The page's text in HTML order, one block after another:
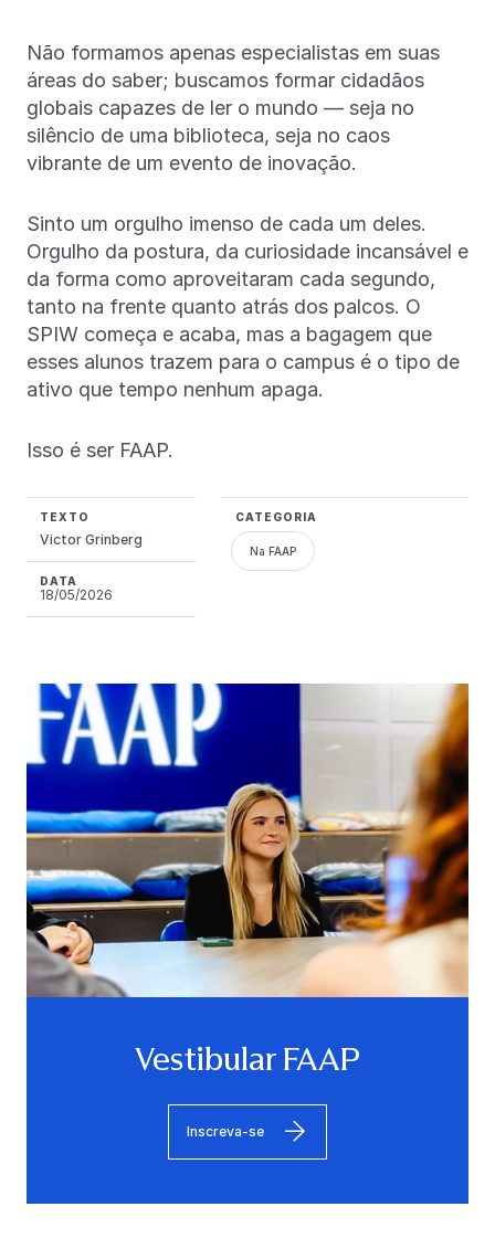
Não formamos apenas especialistas em suas
áreas do saber; buscamos formar cidadãos
globais capazes de ler o mundo — seja no
silêncio de uma biblioteca, seja no caos
vibrante de um evento de inovação.
Sinto um orgulho imenso de cada um deles.
Orgulho da postura, da curiosidade incansável e
da forma como aproveitaram cada segundo,
tanto na frente quanto atrás dos palcos. O
SPIW começa e acaba, mas a bagagem que
esses alunos trazem para o campus é o tipo de
ativo que tempo nenhum apaga.
Isso é ser FAAP.
TEXTO
Victor Grinberg
DATA
18/05/2026
CATEGORIA
Na FAAP
Vestibular FAAP
Inscreva-se